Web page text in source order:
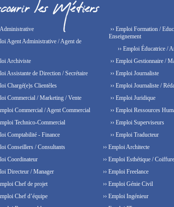
Agent Administrative / Agent de
Archiviste
Assistante de Direction / Secrétaire
Chargé(e)s Clientèles
Commercial / Marketing / Vente
Commercial / Agent Commercial
Technico-Commercial
Comptabilité - Finance
Conseillers / Consultants
Coordinateur
Directeur / Manager
Chef de projet
Chef d’équipe
›› Emploi Formation /
Enseignement
›› Emploi Éducatrice /
›› Emploi Gestionnaire /
›› Emploi Journaliste
›› Emploi Journaliste /
›› Emploi Juridique
›› Emploi Ressources
›› Emploi Superviseurs
›› Emploi Traducteur
›› Emploi Architecte
›› Emploi Esthétique / Coiffure
›› Emploi Freelance
›› Emploi Génie Civil
›› Emploi Ingénieur